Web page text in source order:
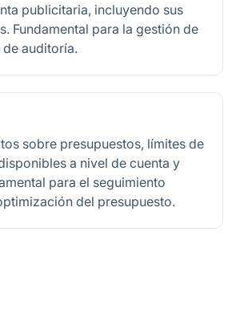
publicitaria, incluyendo sus
Fundamental para la gestión de
auditoría.
sobre presupuestos, límites de
a nivel de cuenta y
para el seguimiento
del presupuesto.